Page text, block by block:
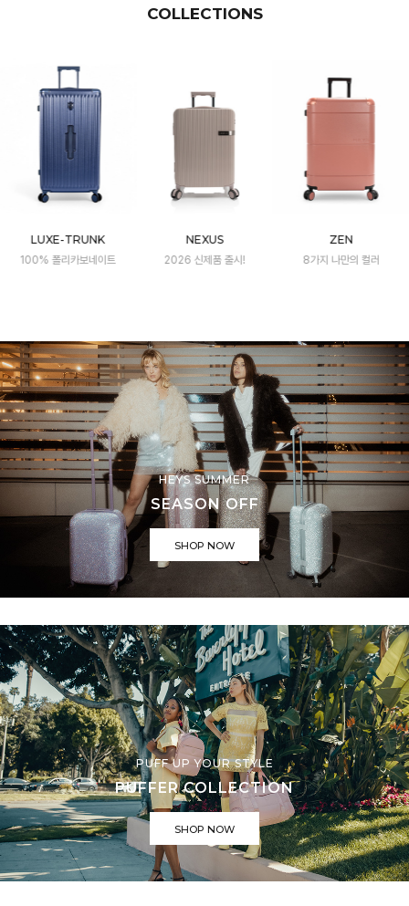
COLLECTIONS
LUXE-TRUNK
100% 폴리카보네이트
NEXUS
2026 신제품 출시!
ZEN
8가지 나만의 컬러
HEYS SUMMER
SEASON OFF
SHOP NOW
PUFF UP YOUR STYLE
PUFFER COLLECTION
SHOP NOW